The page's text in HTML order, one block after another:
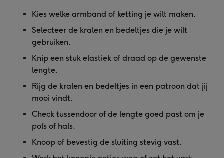
Kies welke armband of ketting je wilt maken.
Selecteer de kralen en bedeltjes die je wilt
gebruiken.
Knip een stuk elastiek of draad op de gewenste
lengte.
Rijg de kralen en bedeltjes in een patroon dat jij
mooi vindt.
Check tussendoor of de lengte goed past om je
pols of hals.
Knoop of bevestig de sluiting stevig vast.